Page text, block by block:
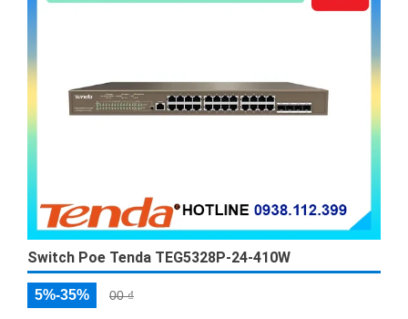
Switch Poe Tenda TEG5328P-24-410W
5%-35% 00 ₫